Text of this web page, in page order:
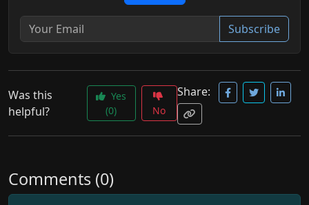
Subscribe
Was this
helpful?
Yes
(0)
No
Share:
Comments (0)